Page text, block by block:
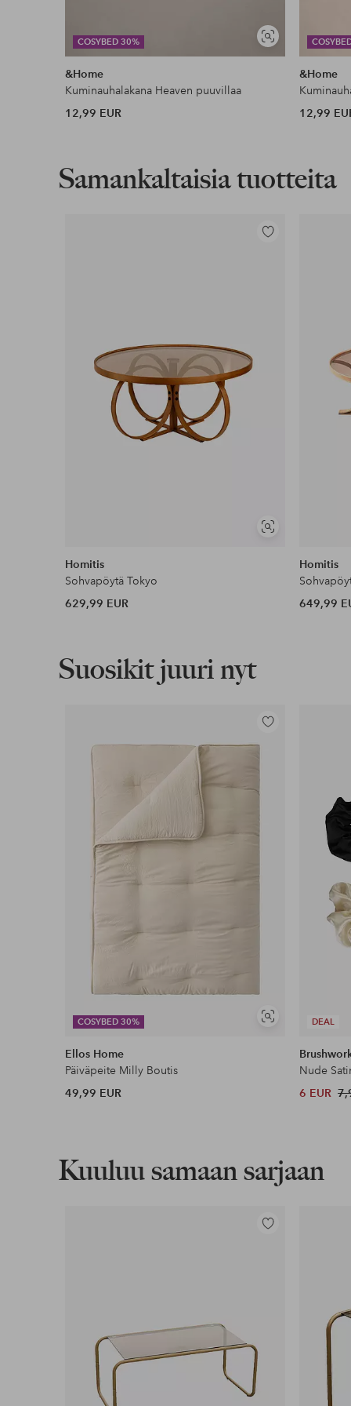
COSYBED 30%
Näytä
samankaltaisia
&Home
Kuminauhalakana Heaven puuvillaa
12,99 EUR
&Home
12,99
Samankaltaisia tuotteita
Näytä
Lisää
Homitis
Sohvapöytä Tokyo
629,99 EUR
Homitis
649,99
Suosikit juuri nyt
COSYBED 30%
Näytä
Lisää
suosikkeihin
Ellos Home
Päiväpeite Milly Boutis
49,99 EUR
DEAL
Nude
6 EUR
Kuuluu samaan sarjaan
Lisää